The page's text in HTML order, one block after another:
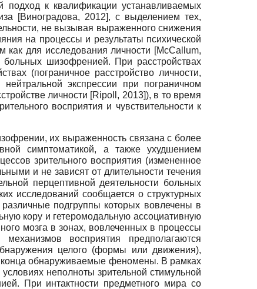
к квалификации устанавливаемых
[Виноградова, 2012], с выделением тех,
не вызывая выраженного снижения
на процессы и результаты психической
как для исследования личности [McCallum,
шизофренией. При расстройствах
(пограничное расстройство личности,
экспрессии при пограничном
личности [Ripoll, 2013]), в то время
восприятия и чувствительности к
их выраженность связана с более
симптоматикой, а также ухудшением
зрительного восприятия (измененное
и не зависят от длительности течения
перцептивной деятельности больных
исследований сообщается о структурных
подгруппы которых вовлечены в
кору и гетеромодальную ассоциативную
мозга в зонах, вовлеченных в процессы
восприятия предполагаются
целого (формы или движения),
конца обнаруживаемые феномены. В рамках
неполноты зрительной стимульной
При интактности предметного мира со